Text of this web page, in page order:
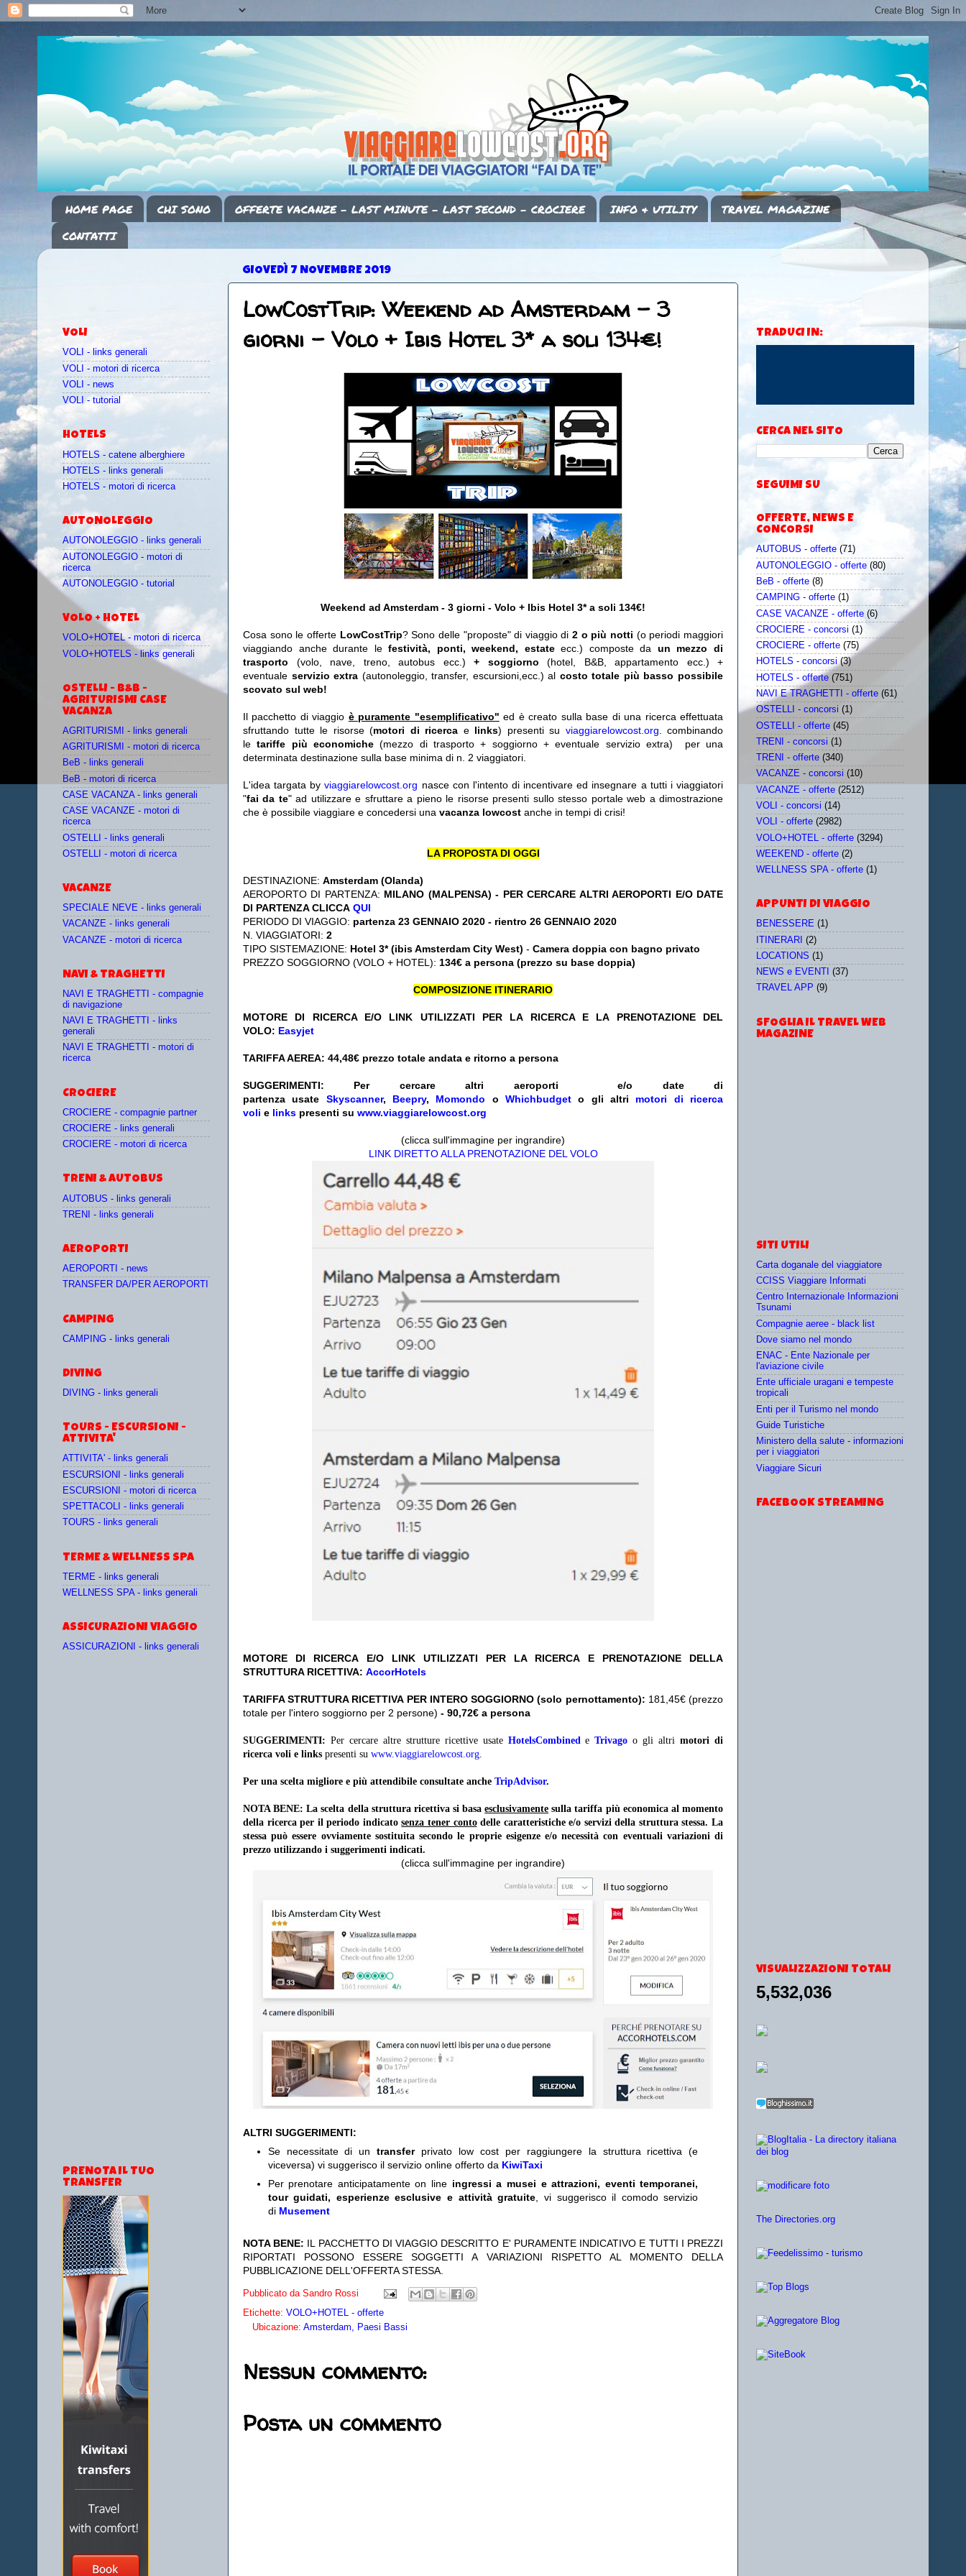
HOME PAGE CHI SONO OFFERTE VACANZE - LAST MINUTE - LAST SECOND - CROCIERE INFO & UTILITY
TRAVEL MAGAZINE
CONTATTI
GIOVEDÌ 7 NOVEMBRE 2019
LowCostTrip: Weekend ad Amsterdam - 3
giorni - Volo + Ibis Hotel 3* a soli 134€!
Weekend ad Amsterdam - 3 giorni - Volo + Ibis Hotel 3*a soli 134€!
Cosa sono le offerte LowCostTrip? Sono delle "proposte" di viaggio di2 o più notti (o periodi maggiori
viaggiando anche durante lefestività, ponti, weekend, estateecc.) composte da un mezzo di
trasporto (volo, nave, treno, autobus ecc.) + soggiorno (hotel, B&B, appartamento ecc.) +
eventuale servizio extra (autonoleggio, transfer, escursioni,ecc.) al costo totale più basso possibile
scovato sul web!
Il pacchetto di viaggio è puramente "esemplificativo" ed è creato sulla base di una ricerca effettuata
sfruttando tutte le risorse (motori di ricerca e links) presenti su viaggiarelowcost.org . combinando
le tariffe più economiche(mezzo di trasporto + soggiorno + eventuale servizio extra)
per una
determinata destinazione sulla base minima di n. 2 viaggiatori.
L'idea targata byviaggiarelowcost.org nasce con l'intento di incentivare ed insegnare a tutti i viaggiatori
"fai da te" ad utilizzare e sfruttare a pieno le risorse presenti sullo stesso portale web a dimostrazione
che è possibile viaggiare e concedersi una vacanza lowcost anche in tempi di crisi!
LA PROPOSTA DI OGGI
DESTINAZIONE: Amsterdam (Olanda)
AEROPORTO DI PARTENZA: MILANO (MALPENSA) - PER CERCARE ALTRI AEROPORTI E/O DATE
DI PARTENZA CLICCA QUI
PERIODO DI VIAGGIO: partenza 23 GENNAIO 2020 - rientro 26 GENNAIO 2020
N. VIAGGIATORI: 2
TIPO SISTEMAZIONE: Hotel 3* (ibis Amsterdam City West) - Camera doppia con bagno privato
PREZZO SOGGIORNO (VOLO + HOTEL): 134€ a persona (prezzo su base doppia)
COMPOSIZIONE ITINERARIO
MOTORE DI RICERCA E/O LINK UTILIZZATI PER LA RICERCA E LA PRENOTAZIONE DEL
VOLO: Easyjet
TARIFFA AEREA: 44,48€ prezzo totale andata e ritorno a persona
SUGGERIMENTI: Per cercare altri aeroporti e/o date di
partenza usate Skyscanner, Beepry, Momondo oWhichbudget o gli altri motori di ricerca
voli e links presenti su www.viaggiarelowcost.org
(clicca sull'immagine per ingrandire)
LINK DIRETTO ALLA PRENOTAZIONE DEL VOLO
MOTORE DI RICERCA E/O LINK UTILIZZATI PER LA RICERCA E PRENOTAZIONE DELLA
STRUTTURA RICETTIVA: AccorHotels
TARIFFA STRUTTURA RICETTIVA PER INTERO SOGGIORNO (solo pernottamento): 181,45€ (prezzo
totale per l'intero soggiorno per 2 persone) - 90,72€ a persona
SUGGERIMENTI: Per cercare altre strutture ricettive usate HotelsCombinedeTrivago o gli altrimotori di
ricerca voli e links presenti su www.viaggiarelowcost.org.
Per una scelta migliore e più attendibile consultate anche TripAdvisor.
NOTA BENE: La scelta della struttura ricettiva si basaesclusivamente sulla tariffa più economica al momento
della ricerca per il periodo indicatosenza tener contodelle caratteristiche e/o servizi della struttura stessa. La
stessa può essere ovviamente sostituita secondo le proprie esigenze e/o necessità con eventuali variazioni di
prezzo utilizzando i suggerimenti indicati.
(clicca sull'immagine per ingrandire)
ALTRI SUGGERIMENTI:
Se necessitate di untransfer privato low cost per raggiungere la struttura ricettiva (e
viceversa) vi suggerisco il servizio online offerto da KiwiTaxi
Per prenotare anticipatamente on line ingressi a musei e attrazioni, eventi temporanei,
tour guidati, esperienze esclusive e attività gratuite , vi suggerisco il comodo servizio
di Musement
NOTA BENE: IL PACCHETTO DI VIAGGIO DESCRITTO E' PURAMENTE INDICATIVO E TUTTI I PREZZI
RIPORTATI POSSONO ESSERE SOGGETTI A VARIAZIONI RISPETTO AL MOMENTO DELLA
PUBBLICAZIONE DELL'OFFERTA STESSA.
Pubblicato da Sandro Rossi
Etichette: VOLO+HOTEL - offerte
Ubicazione: Amsterdam, Paesi Bassi
Nessun commento:
Posta un commento
VOLI
VOLI - links generali
VOLI - motori di ricerca
VOLI - news
VOLI - tutorial
HOTELS
HOTELS - catene alberghiere
HOTELS - links generali
HOTELS - motori di ricerca
AUTONOLEGGIO
AUTONOLEGGIO - links generali
AUTONOLEGGIO - motori di
ricerca
AUTONOLEGGIO - tutorial
VOLO + HOTEL
VOLO+HOTEL - motori di ricerca
VOLO+HOTELS - links generali
OSTELLI - B&B -
AGRITURISMI CASE
VACANZA
AGRITURISMI - links generali
AGRITURISMI - motori di ricerca
BeB - links generali
BeB - motori di ricerca
CASE VACANZA - links generali
CASE VACANZE - motori di
ricerca
OSTELLI - links generali
OSTELLI - motori di ricerca
VACANZE
SPECIALE NEVE - links generali
VACANZE - links generali
VACANZE - motori di ricerca
NAVI & TRAGHETTI
NAVI E TRAGHETTI - compagnie
di navigazione
NAVI E TRAGHETTI - links
generali
NAVI E TRAGHETTI - motori di
ricerca
CROCIERE
CROCIERE - compagnie partner
CROCIERE - links generali
CROCIERE - motori di ricerca
TRENI & AUTOBUS
AUTOBUS - links generali
TRENI - links generali
AEROPORTI
AEROPORTI - news
TRANSFER DA/PER AEROPORTI
CAMPING
CAMPING - links generali
DIVING
DIVING - links generali
TOURS - ESCURSIONI -
ATTIVITA'
ATTIVITA' - links generali
ESCURSIONI - links generali
ESCURSIONI - motori di ricerca
SPETTACOLI - links generali
TOURS - links generali
TERME & WELLNESS SPA
TERME - links generali
WELLNESS SPA - links generali
ASSICURAZIONI VIAGGIO
ASSICURAZIONI - links generali
PRENOTA IL TUO
TRANSFER
TRADUCI IN:
CERCA NEL SITO
SEGUIMI SU
OFFERTE, NEWS E
CONCORSI
AUTOBUS - offerte (71)
AUTONOLEGGIO - offerte (80)
BeB - offerte (8)
CAMPING - offerte (1)
CASE VACANZE - offerte (6)
CROCIERE - concorsi (1)
CROCIERE - offerte (75)
HOTELS - concorsi (3)
HOTELS - offerte (751)
NAVI E TRAGHETTI - offerte (61)
OSTELLI - concorsi (1)
OSTELLI - offerte (45)
TRENI - concorsi (1)
TRENI - offerte (340)
VACANZE - concorsi (10)
VACANZE - offerte (2512)
VOLI - concorsi (14)
VOLI - offerte (2982)
VOLO+HOTEL - offerte (3294)
WEEKEND - offerte (2)
WELLNESS SPA - offerte (1)
APPUNTI DI VIAGGIO
BENESSERE (1)
ITINERARI (2)
LOCATIONS (1)
NEWS e EVENTI
(37)
TRAVEL APP (9)
SFOGLIA IL TRAVEL WEB
MAGAZINE
SITI UTILI
Carta doganale del viaggiatore
CCISS Viaggiare Informati
Centro Internazionale Informazioni
Tsunami
Compagnie aeree - black list
Dove siamo nel mondo
ENAC - Ente Nazionale per
l'aviazione civile
Ente ufficiale uragani e tempeste
tropicali
Enti per il Turismo nel mondo
Guide Turistiche
Ministero della salute - informazioni
per i viaggiatori
Viaggiare Sicuri
FACEBOOK STREAMING
VISUALIZZAZIONI TOTALI
5,532,036
The Directories.org